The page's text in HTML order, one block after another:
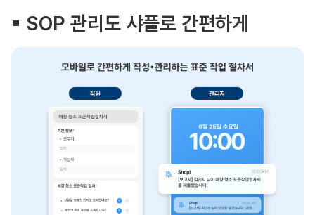
▪︎ SOP 관리도 샤플로 간편하게